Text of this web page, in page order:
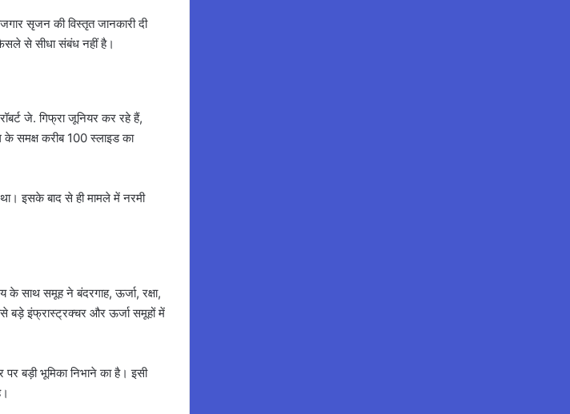
सृजन की विस्तृत जानकारी दी
फैसले से सीधा संबंध नहीं है।
जे. गिफ्रा जूनियर कर रहे हैं,
के समक्ष करीब 100 स्लाइड का
इसके बाद से ही मामले में नरमी
साथ समूह ने बंदरगाह, ऊर्जा, रक्षा,
बड़े इंफ्रास्ट्रक्चर और ऊर्जा समूहों में
बड़ी भूमिका निभाने का है। इसी